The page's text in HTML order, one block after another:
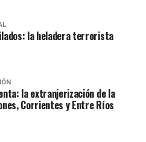
la heladera terrorista
la extranjerización de la
Corrientes y Entre Ríos